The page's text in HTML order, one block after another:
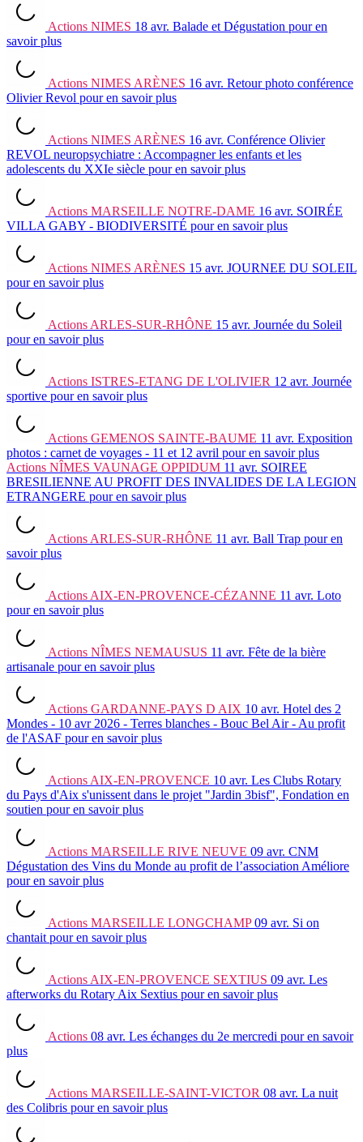
Actions NIMES 18 avr. Balade et Dégustation pour en
savoir plus
Actions NIMES ARÈNES 16 avr. Retour photo conférence
Olivier Revol pour en savoir plus
Actions NIMES ARÈNES 16 avr. Conférence Olivier
REVOL neuropsychiatre : Accompagner les enfants et les
adolescents du XXIe siècle pour en savoir plus
Actions MARSEILLE NOTRE-DAME 16 avr. SOIRÉE
VILLA GABY - BIODIVERSITÉ pour en savoir plus
Actions NIMES ARÈNES 15 avr. JOURNEE DU SOLEIL
pour en savoir plus
Actions ARLES-SUR-RHÔNE 15 avr. Journée du Soleil
pour en savoir plus
Actions ISTRES-ETANG DE L'OLIVIER 12 avr. Journée
sportive pour en savoir plus
Actions GEMENOS SAINTE-BAUME 11 avr. Exposition
photos : carnet de voyages - 11 et 12 avril pour en savoir plus
Actions NÎMES VAUNAGE OPPIDUM 11 avr. SOIREE
BRESILIENNE AU PROFIT DES INVALIDES DE LA LEGION
ETRANGERE pour en savoir plus
Actions ARLES-SUR-RHÔNE 11 avr. Ball Trap pour en
savoir plus
Actions AIX-EN-PROVENCE-CÉZANNE 11 avr. Loto
pour en savoir plus
Actions NÎMES NEMAUSUS 11 avr. Fête de la bière
artisanale pour en savoir plus
Actions GARDANNE-PAYS D AIX 10 avr. Hotel des 2
Mondes - 10 avr 2026 - Terres blanches - Bouc Bel Air - Au profit
de l'ASAF pour en savoir plus
Actions AIX-EN-PROVENCE 10 avr. Les Clubs Rotary
du Pays d'Aix s'unissent dans le projet "Jardin 3bisf", Fondation en
soutien pour en savoir plus
Actions MARSEILLE RIVE NEUVE 09 avr. CNM
Dégustation des Vins du Monde au profit de l’association Améliore
pour en savoir plus
Actions MARSEILLE LONGCHAMP 09 avr. Si on
chantait pour en savoir plus
Actions AIX-EN-PROVENCE SEXTIUS 09 avr. Les
afterworks du Rotary Aix Sextius pour en savoir plus
Actions 08 avr. Les échanges du 2e mercredi pour en savoir
plus
Actions MARSEILLE-SAINT-VICTOR 08 avr. La nuit
des Colibris pour en savoir plus